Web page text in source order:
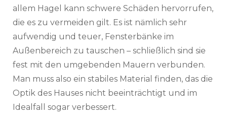
allem Hagel kann schwere Schäden hervorrufen,
die es zu vermeiden gilt. Es ist nämlich sehr
aufwendig und teuer, Fensterbänke im
Außenbereich zu tauschen – schließlich sind sie
fest mit den umgebenden Mauern verbunden.
Man muss also ein stabiles Material finden, das die
Optik des Hauses nicht beeinträchtigt und im
Idealfall sogar verbessert.